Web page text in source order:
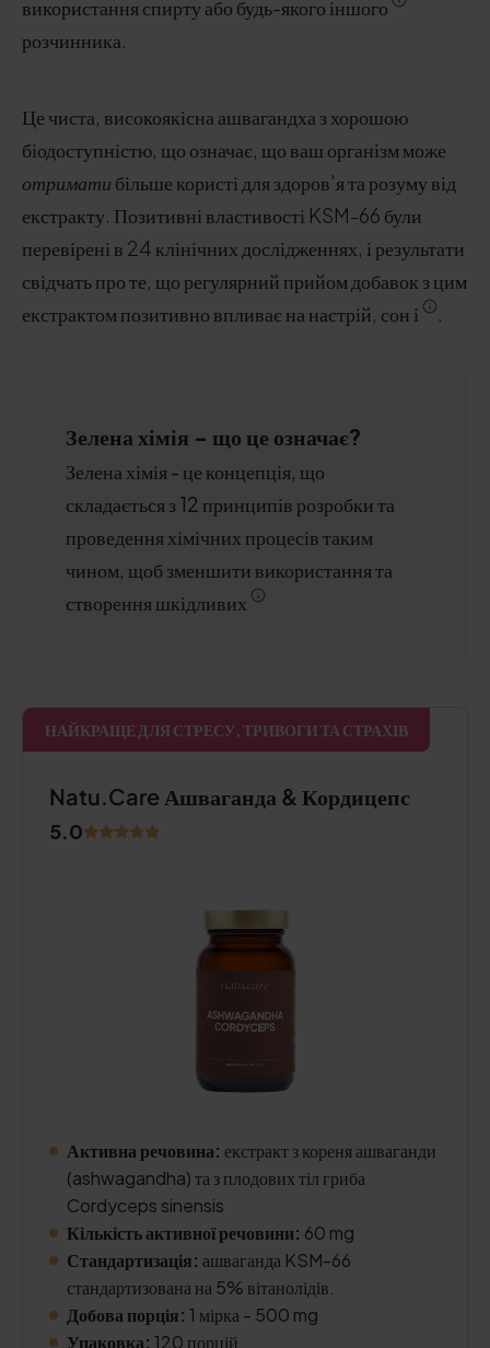
використання спирту або будь-якого іншого
розчинника.
Це чиста, високоякісна ашвагандха з хорошою
біодоступністю, що означає, що ваш організм може
отримати більше користі для здоров'я та розуму від
екстракту. Позитивні властивості KSM-66 були
перевірені в 24 клінічних дослідженнях, і результати
свідчать про те, що регулярний прийом добавок з цим
екстрактом позитивно впливає на настрій, сон і
.
Зелена хімія - що це означає?
Зелена хімія - це концепція, що
складається з 12 принципів розробки та
проведення хімічних процесів таким
чином, щоб зменшити використання та
створення шкідливих
НАЙКРАЩЕ ДЛЯ СТРЕСУ, ТРИВОГИ ТА СТРАХІВ
Natu.Care Ашваганда & Кордицепс
5.0
Активна речовина: екстракт з кореня ашваганди
(ashwagandha) та з плодових тіл гриба
Cordyceps sinensis
Кількість активної речовини: 60 mg
Стандартизація: ашваганда KSM-66
стандартизована на 5% вітанолідів.
Добова порція: 1 мірка - 500 mg
Упаковка: 120 порцій